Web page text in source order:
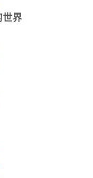
世界